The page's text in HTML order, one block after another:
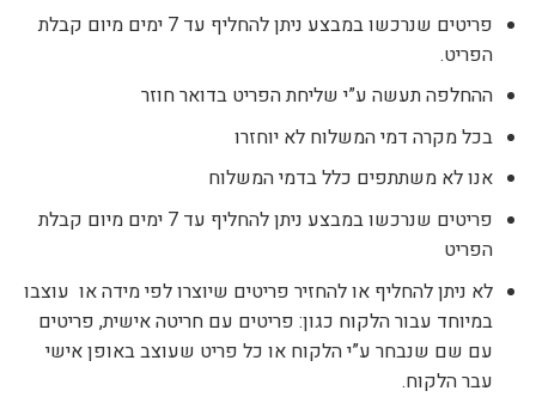
פריטים שנרכשו במבצע ניתן להחליף עד 7 ימים מיום קבלת
הפריט.
ההחלפה תעשה ע”י שליחת הפריט בדואר חוזר
בכל מקרה דמי המשלוח לא יוחזרו
אנו לא משתתפים כלל בדמי המשלוח
פריטים שנרכשו במבצע ניתן להחליף עד 7 ימים מיום קבלת
הפריט
לא ניתן להחליף או להחזיר פריטים שיוצרו לפי מידה או עוצבו
במיוחד עבור הלקוח כגון: פריטים עם חריטה אישית, פריטים
עם שם שנבחר ע”י הלקוח או כל פריט שעוצב באופן אישי
עבר הלקוח.